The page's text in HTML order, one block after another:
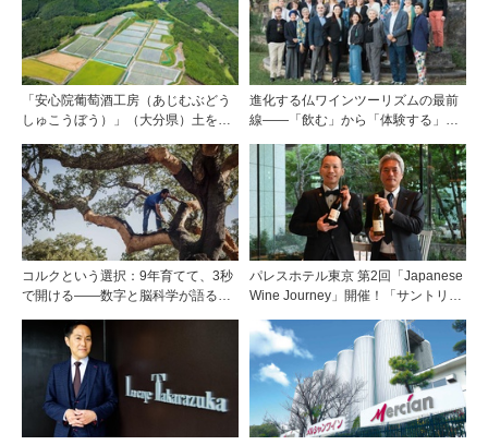
「安心院葡萄酒工房（あじむぶどう
しゅこうぼう）」（大分県）土を作
ワインに実を結ぶ
進化する仏ワインツーリズムの最前
線――「飲む」から「体験する」プ
フランスのドメーヌグループ組織が
描く、五感で深掘りする次世代のテ
ロワール体験
コルクという選択：9年育てて、3秒
で開ける——数字と脳科学が語る栓
パレスホテル東京 第2回「Japanese
Wine Journey」開催！「サントリー
インメーカー 篠田 健太郎氏が来場